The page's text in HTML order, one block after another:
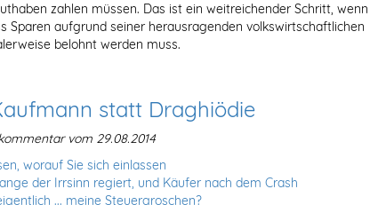
zahlen müssen. Das ist ein weitreichender Schritt, wenn
Sparen aufgrund seiner herausragenden volkswirtschaftlichen
belohnt werden muss.
statt Draghiödie
vom 29.08.2014
worauf Sie sich einlassen
der Irrsinn regiert, und Käufer nach dem Crash
... meine Steuergroschen?